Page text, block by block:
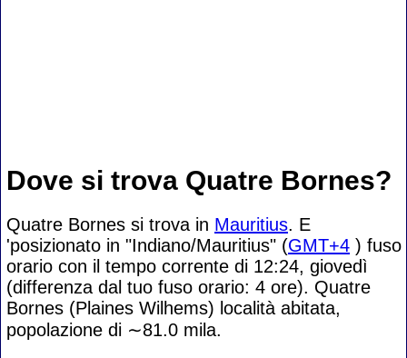
Dove si trova Quatre Bornes?
Quatre Bornes si trova in Mauritius. E
'posizionato in "Indiano/Mauritius" (GMT+4 ) fuso
orario con il tempo corrente di 12:24, giovedì
(differenza dal tuo fuso orario: 4 ore). Quatre
Bornes (Plaines Wilhems) località abitata,
popolazione di ∼81.0 mila.